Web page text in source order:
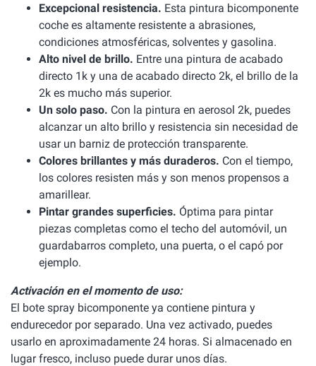
Excepcional resistencia. Esta pintura bicomponente
coche es altamente resistente a abrasiones,
condiciones atmosféricas, solventes y gasolina.
Alto nivel de brillo. Entre una pintura de acabado
directo 1k y una de acabado directo 2k, el brillo de la
2k es mucho más superior.
Un solo paso. Con la pintura en aerosol 2k, puedes
alcanzar un alto brillo y resistencia sin necesidad de
usar un barniz de protección transparente.
Colores brillantes y más duraderos. Con el tiempo,
los colores resisten más y son menos propensos a
amarillear.
Pintar grandes superficies. Óptima para pintar
piezas completas como el techo del automóvil, un
guardabarros completo, una puerta, o el capó por
ejemplo.
Activación en el momento de uso:
El bote spray bicomponente ya contiene pintura y
endurecedor por separado. Una vez activado, puedes
usarlo en aproximadamente 24 horas. Si almacenado en
lugar fresco, incluso puede durar unos días.